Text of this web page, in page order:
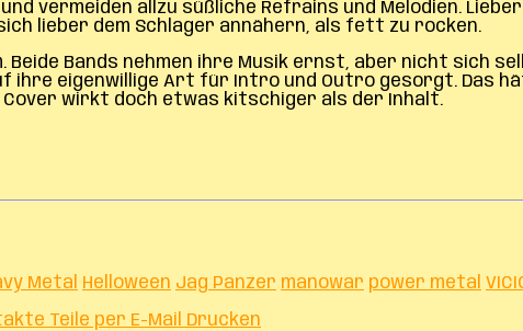
vermeiden allzu süßliche Refrains und Melodien.
lieber dem Schlager annähern, als fett zu rocken.
Bands nehmen ihre Musik ernst, aber nicht sich
auf ihre eigenwillige Art für Intro und Outro gesorgt.
Cover wirkt doch etwas kitschiger als der Inhalt.
Metal Helloween Jag Panzer manowar power metal
Teile per E-Mail Drucken